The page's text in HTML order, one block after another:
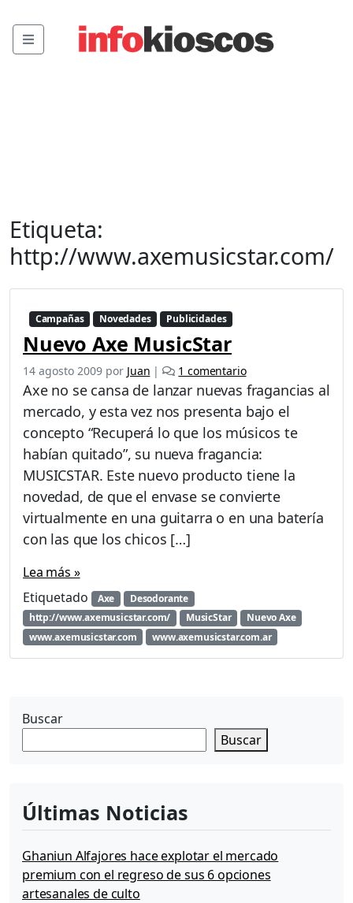
Menu
Etiqueta:
http://www.axemusicstar.com/
Campañas Novedades Publicidades
Nuevo Axe MusicStar
14 agosto 2009 por Juan | 1 comentarioe
n
u
e
v
o
A
x
e
S
t
a
Axe no se cansa de lanzar nuevas fragancias al
mercado, y esta vez nos presenta bajo el
concepto “Recuperá lo que los músicos te
habían quitado”, su nueva fragancia:
MUSICSTAR. Este nuevo producto tiene la
novedad, de que el envase se convierte
virtualmente en una guitarra o en una batería
con las que los chicos […]
Lea más »
Etiquetado
Axe
Desodorante
http://www.axemusicstar.com/
MusicStar
Nuevo Axe
www.axemusicstar.com
www.axemusicstar.com.ar
Buscar
Buscar
Últimas Noticias
Ghaniun Alfajores hace explotar el mercado
premium con el regreso de sus 6 opciones
artesanales de culto